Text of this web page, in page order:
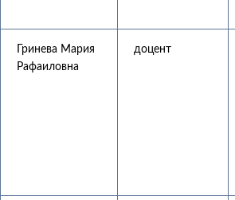
Гринева Мария
Рафаиловна
доцент